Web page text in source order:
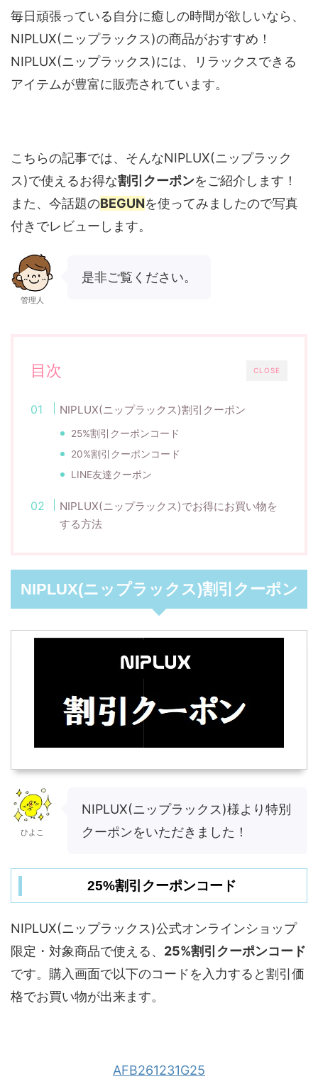
毎日頑張っている自分に癒しの時間が欲しいなら、
NIPLUX(ニップラックス)の商品がおすすめ！
NIPLUX(ニップラックス)には、リラックスできる
アイテムが豊富に販売されています。
こちらの記事では、そんなNIPLUX(ニップラック
ス)で使えるお得な割引クーポンをご紹介します！
また、今話題のBEGUNを使ってみましたので写真
付きでレビューします。
管理人
是非ご覧ください。
CLOSE
目次
NIPLUX(ニップラックス)割引クーポン
25%割引クーポンコード
20%割引クーポンコード
LINE友達クーポン
NIPLUX(ニップラックス)でお得にお買い物を
する方法
NIPLUX(ニップラックス)割引クーポン
ひよこ
NIPLUX(ニップラックス)様より特別
クーポンをいただきました！
25%割引クーポンコード
NIPLUX(ニップラックス)公式オンラインショップ
限定・対象商品で使える、 25%割引クーポンコード
です。購入画面で以下のコードを入力すると割引価
格でお買い物が出来ます。
AFB261231G25